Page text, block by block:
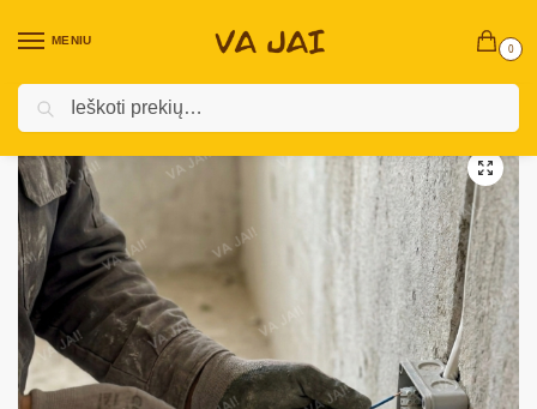
MENIU
0
Pradžia / Elektronika / Elektronikos priedai ir aksesuarai